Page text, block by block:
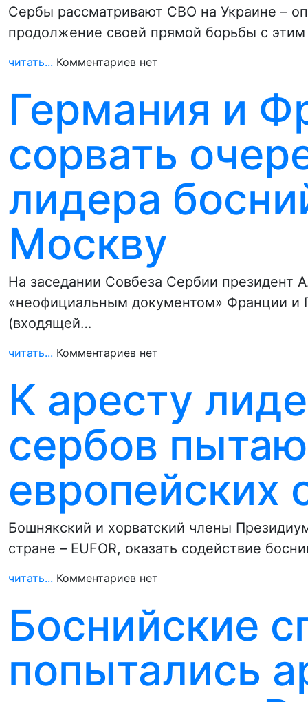
Сербы рассматривают СВО на Украине –
продолжение своей прямой борьбы с
читать... Комментариев нет
Германия и
сорвать
лидера
Москву
На заседании Совбеза Сербии президент
«неофициальным документом» Франции и
(входящей…
читать... Комментариев нет
К аресту
сербов
европейских
Бошнякский и хорватский члены
стране – EUFOR, оказать содействие
читать... Комментариев нет
Боснийские
попытались